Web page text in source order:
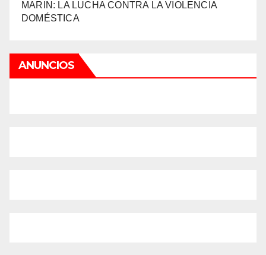
MARIN: LA LUCHA CONTRA LA VIOLENCIA
DOMÉSTICA
ANUNCIOS